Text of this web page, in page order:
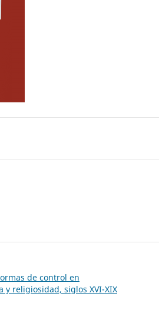
de control en
y religiosidad, siglos XVI-XIX